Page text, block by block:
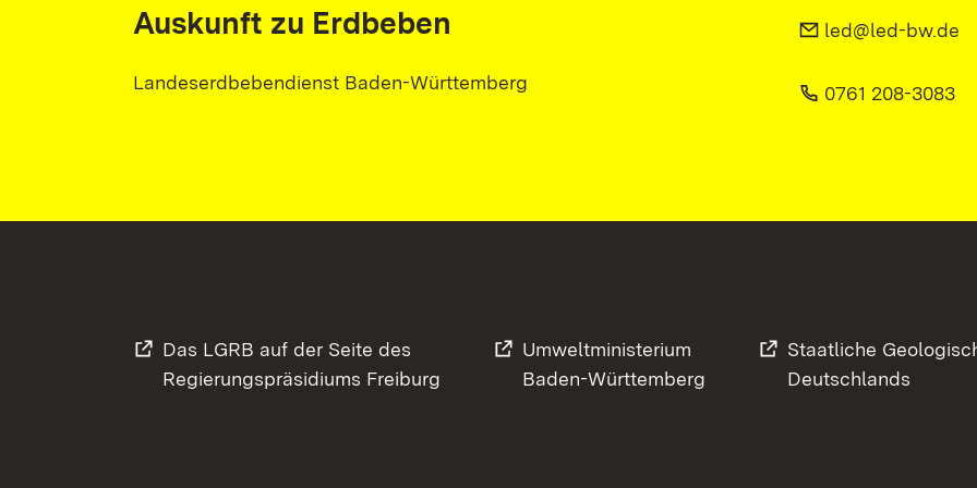
Auskunft zu Erdbeben
Landeserdbebendienst Baden-Württemberg
led@led-bw.de
0761 208-3083
Das LGRB auf der Seite des
Regierungspräsidiums Freiburg
Umweltministerium
Baden-Württemberg
Staatliche
Deutschlands